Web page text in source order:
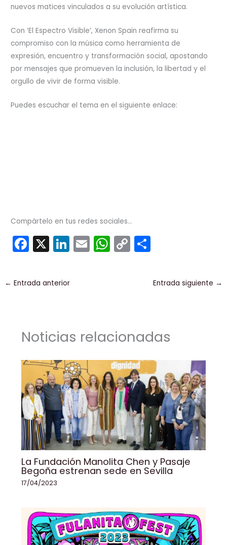
nuevos matices vinculados a su evolución artística.
Con ‘El Espectro Visible’, Xenon Spain reafirma su
compromiso con la música como herramienta de
expresión, encuentro y transformación social, apostando
por mensajes que promueven la inclusión, la libertad y el
orgullo de vivir de forma visible.
Puedes escuchar el tema en el siguiente enlace:
Compártelo en tus redes sociales...
F
a
c
e
o
k
X Li
n
k
E
m
W
h
p
C
o
k
m
p
← Entrada anterior Entrada siguiente →
Noticias relacionadas
La Fundación Manolita Chen y Pasaje
Begoña estrenan sede en Sevilla
17/04/2023